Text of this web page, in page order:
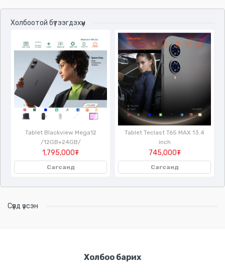
Холбоотой бүтээгдэхүүн
Tablet Blackview Mega12
/12GB+24GB/
1,795,000₮
Сагсанд
Tablet Teclast T65 MAX 13.4
inch
745,000₮
Сагсанд
Сүүлд үзсэн
Холбоо барих